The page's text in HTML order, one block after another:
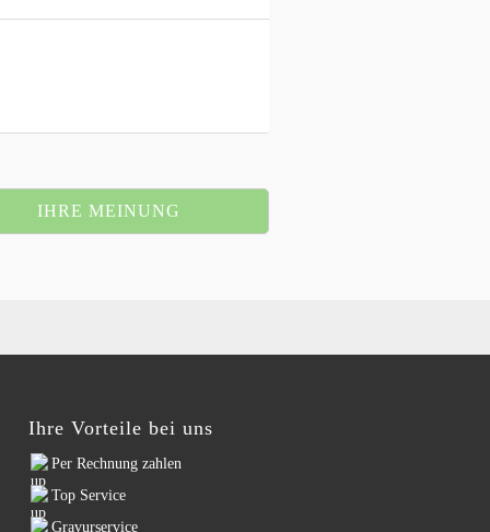
IHRE MEINUNG
Ihre Vorteile bei uns
Per Rechnung zahlen
Top Service
Gravurservice